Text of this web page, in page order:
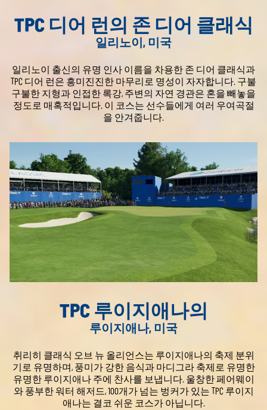
TPC 디어 런의 존 디어 클래식
일리노이, 미국
일리노이 출신의 유명 인사 이름을 차용한 존 디어 클래식과
TPC 디어 런은 흥미진진한 마무리로 명성이 자자합니다. 구불
구불한 지형과 인접한 록강, 주변의 자연 경관은 혼을 빼놓을
정도로 매혹적입니다. 이 코스는 선수들에게 여러 우여곡절
을 안겨줍니다.
TPC 루이지애나의
루이지애나, 미국
취리히 클래식 오브 뉴 올리언스는 루이지애나의 축제 분위
기로 유명하며, 풍미가 강한 음식과 마디그라 축제로 유명한
유명한 루이지애나 주에 찬사를 보냅니다. 울창한 페어웨이
와 풍부한 워터 해저드, 100개가 넘는 벙커가 있는 TPC 루이지
애나는 결코 쉬운 코스가 아닙니다.